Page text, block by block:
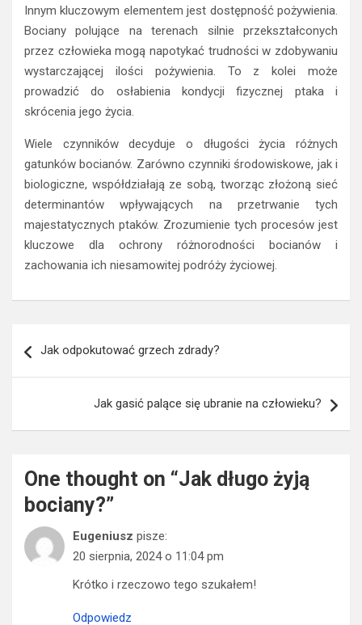
Innym kluczowym elementem jest dostępność pożywienia.
Bociany polujące na terenach silnie przekształconych
przez człowieka mogą napotykać trudności w zdobywaniu
wystarczającej ilości pożywienia. To z kolei może
prowadzić do osłabienia kondycji fizycznej ptaka i
skrócenia jego życia.
Wiele czynników decyduje o długości życia różnych
gatunków bocianów. Zarówno czynniki środowiskowe, jak i
biologiczne, współdziałają ze sobą, tworząc złożoną sieć
determinantów wpływających na przetrwanie tych
majestatycznych ptaków. Zrozumienie tych procesów jest
kluczowe dla ochrony różnorodności bocianów i
zachowania ich niesamowitej podróży życiowej.
wpisu
Jak odpokutować grzech zdrady?
Jak gasić palące się ubranie na człowieku?
One thought on “Jak długo żyją
bociany?”
Eugeniusz pisze:
20 sierpnia, 2024 o 11:04 pm
Krótko i rzeczowo tego szukałem!
Odpowiedz